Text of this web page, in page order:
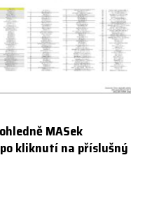
MASek
kliknutí na příslušný